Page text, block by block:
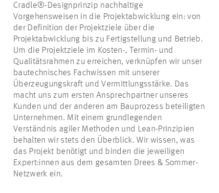
Cradle®-Designprinzip nachhaltige
Vorgehensweisen in die Projektabwicklung ein: von
der Definition der Projektziele über die
Projektabwicklung bis zu Fertigstellung und Betrieb.
Um die Projektziele im Kosten-, Termin- und
Qualitätsrahmen zu erreichen, verknüpfen wir unser
bautechnisches Fachwissen mit unserer
Überzeugungskraft und Vermittlungsstärke. Das
macht uns zum ersten Ansprechpartner unseres
Kunden und der anderen am Bauprozess beteiligten
Unternehmen. Mit einem grundlegenden
Verständnis agiler Methoden und Lean-Prinzipien
behalten wir stets den Überblick. Wir wissen, was
das Projekt benötigt und binden die jeweiligen
Expert:innen aus dem gesamten Drees & Sommer-
Netzwerk ein.